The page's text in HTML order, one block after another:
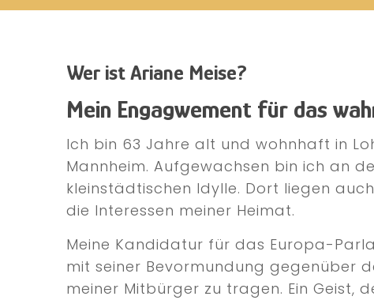
Wer ist Ariane Meise?
Mein Engagwement für das
Ich bin 63 Jahre alt und wohnhaft in
Mannheim. Aufgewachsen bin ich an
kleinstädtischen Idylle. Dort liegen
die Interessen meiner Heimat.
Meine Kandidatur für das Europa-
mit seiner Bevormundung gegenüber
meiner Mitbürger zu tragen. Ein Geist,